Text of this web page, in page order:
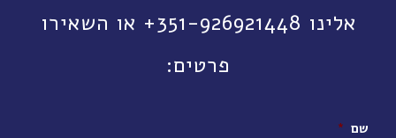
אלינו 351-926921448+ או השאירו
פרטים:
שם *